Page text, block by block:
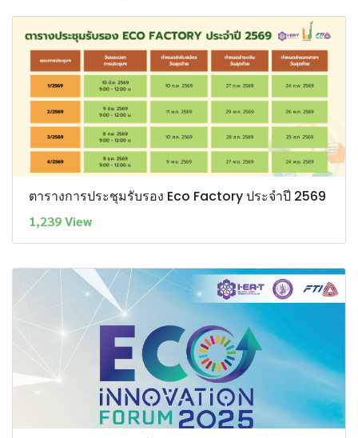
ตารางการประชุมรับรอง Eco Factory ประจำปี 2569
1,239 View